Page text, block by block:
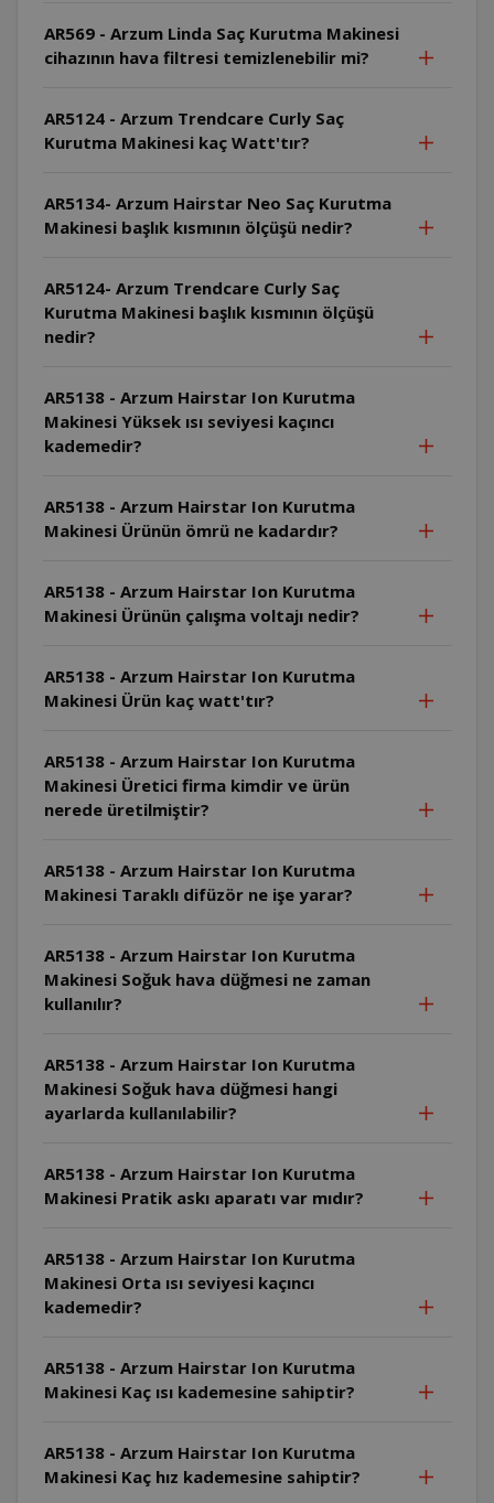
AR569 - Arzum Linda Saç Kurutma Makinesi
cihazının hava filtresi temizlenebilir mi?
AR5124 - Arzum Trendcare Curly Saç
Kurutma Makinesi kaç Watt'tır?
AR5134- Arzum Hairstar Neo Saç Kurutma
Makinesi başlık kısmının ölçüşü nedir?
AR5124- Arzum Trendcare Curly Saç
Kurutma Makinesi başlık kısmının ölçüşü
nedir?
AR5138 - Arzum Hairstar Ion Kurutma
Makinesi Yüksek ısı seviyesi kaçıncı
kademedir?
AR5138 - Arzum Hairstar Ion Kurutma
Makinesi Ürünün ömrü ne kadardır?
AR5138 - Arzum Hairstar Ion Kurutma
Makinesi Ürünün çalışma voltajı nedir?
AR5138 - Arzum Hairstar Ion Kurutma
Makinesi Ürün kaç watt'tır?
AR5138 - Arzum Hairstar Ion Kurutma
Makinesi Üretici firma kimdir ve ürün
nerede üretilmiştir?
AR5138 - Arzum Hairstar Ion Kurutma
Makinesi Taraklı difüzör ne işe yarar?
AR5138 - Arzum Hairstar Ion Kurutma
Makinesi Soğuk hava düğmesi ne zaman
kullanılır?
AR5138 - Arzum Hairstar Ion Kurutma
Makinesi Soğuk hava düğmesi hangi
ayarlarda kullanılabilir?
AR5138 - Arzum Hairstar Ion Kurutma
Makinesi Pratik askı aparatı var mıdır?
AR5138 - Arzum Hairstar Ion Kurutma
Makinesi Orta ısı seviyesi kaçıncı
kademedir?
AR5138 - Arzum Hairstar Ion Kurutma
Makinesi Kaç ısı kademesine sahiptir?
AR5138 - Arzum Hairstar Ion Kurutma
Makinesi Kaç hız kademesine sahiptir?